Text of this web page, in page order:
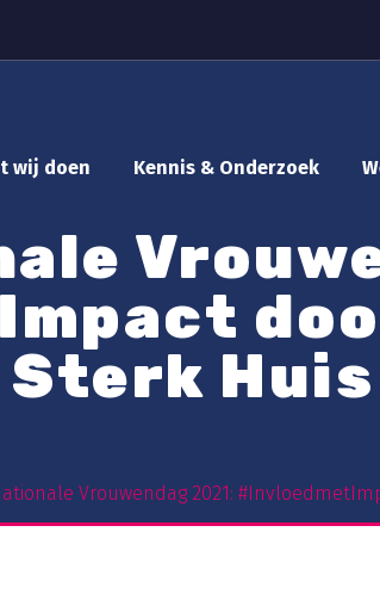
wij doen Kennis & Onderzoek
Sterk Huis
Vrouwendag 2021: